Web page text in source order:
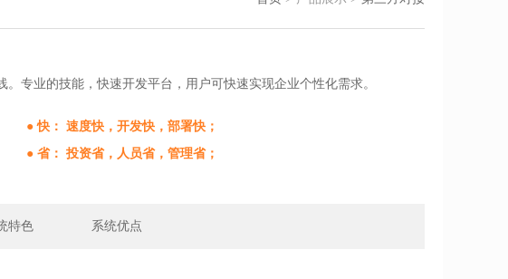
专业的技能，快速开发平台，用户可快速实现企业个性化需求。
● 快： 速度快，开发快，部署快；
● 省： 投资省，人员省，管理省；
特色 系统优点